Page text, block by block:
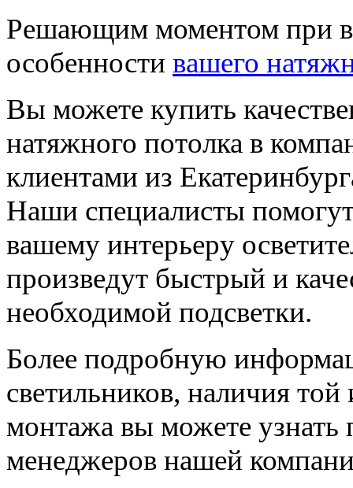
Решающим моментом при
особенности вашего
Вы можете купить
натяжного потолка в
клиентами из
Наши специалисты
вашему интерьеру
произведут быстрый и
необходимой подсветки.
Более подробную
светильников, наличия
монтажа вы можете узнать
менеджеров нашей